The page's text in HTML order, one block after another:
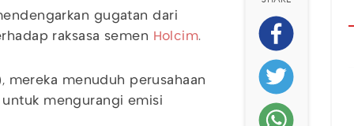
gugatan dari
raksasa semen Holcim.
mereka menuduh perusahaan
mengurangi emisi